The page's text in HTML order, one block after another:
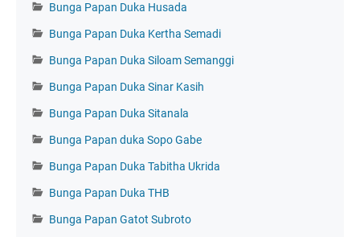
Bunga Papan Duka Husada
Bunga Papan Duka Kertha Semadi
Bunga Papan Duka Siloam Semanggi
Bunga Papan Duka Sinar Kasih
Bunga Papan Duka Sitanala
Bunga Papan duka Sopo Gabe
Bunga Papan Duka Tabitha Ukrida
Bunga Papan Duka THB
Bunga Papan Gatot Subroto